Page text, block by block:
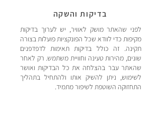
בדיקות והשקה
לפני שהאתר מושק לאוויר, יש לערוך בדיקות
מקיפות כדי לוודא שכל הפונקציות פועלות בצורה
תקינה. זה כולל בדיקות תאימות לדפדפנים
שונים, מהירות טעינה וחוויית משתמש. רק לאחר
שהאתר עבר בהצלחה את כל הבדיקות ואושר
לשימוש, ניתן להשיק אותו ולהתחיל בתהליך
התחזוקה השוטפת לשיפור מתמיד.